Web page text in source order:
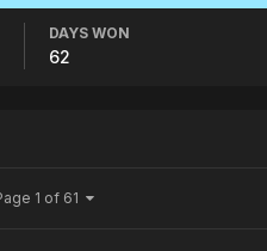
DAYS WON
62
1 of 61